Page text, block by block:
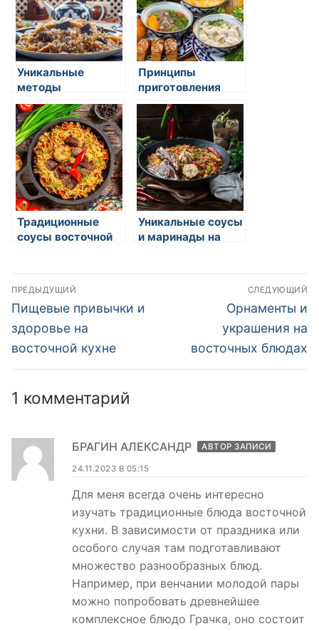
Уникальные
методы
приготовления
риса в восточной
кухне
Принципы
приготовления
рыбных блюд
восточной кухни
Традиционные
соусы восточной
Уникальные соусы
и маринады на
Навигация
по
записям
ПРЕДЫДУЩИЙ
Предыдущая
запись:
Пищевые привычки и
здоровье на
восточной кухне
СЛЕДУЮЩИЙ
Следующая
запись:
Орнаменты и
украшения на
восточных блюдах
1 комментарий
БРАГИН АЛЕКСАНДР АВТОР ЗАПИСИ
24.11.2023 В 05:15
Для меня всегда очень интересно
изучать традиционные блюда восточной
кухни. В зависимости от праздника или
особого случая там подготавливают
множество разнообразных блюд.
Например, при венчании молодой пары
можно попробовать древнейшее
комплексное блюдо Грачка, оно состоит